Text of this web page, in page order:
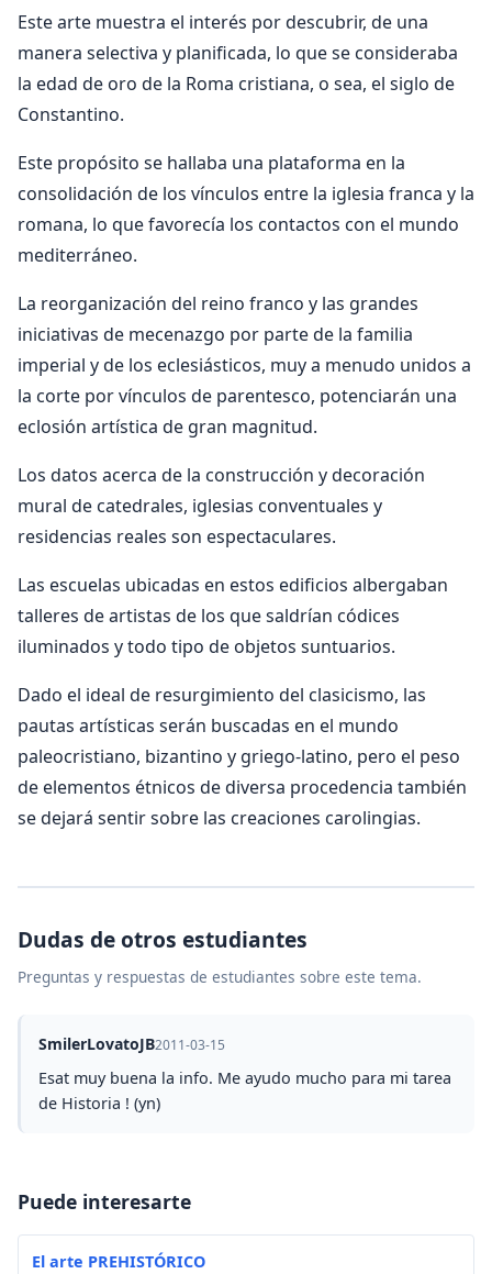
Este arte muestra el interés por descubrir, de una
manera selectiva y planificada, lo que se consideraba
la edad de oro de la Roma cristiana, o sea, el siglo de
Constantino.
Este propósito se hallaba una plataforma en la
consolidación de los vínculos entre la iglesia franca y la
romana, lo que favorecía los contactos con el mundo
mediterráneo.
La reorganización del reino franco y las grandes
iniciativas de mecenazgo por parte de la familia
imperial y de los eclesiásticos, muy a menudo unidos a
la corte por vínculos de parentesco, potenciarán una
eclosión artística de gran magnitud.
Los datos acerca de la construcción y decoración
mural de catedrales, iglesias conventuales y
residencias reales son espectaculares.
Las escuelas ubicadas en estos edificios albergaban
talleres de artistas de los que saldrían códices
iluminados y todo tipo de objetos suntuarios.
Dado el ideal de resurgimiento del clasicismo, las
pautas artísticas serán buscadas en el mundo
paleocristiano, bizantino y griego-latino, pero el peso
de elementos étnicos de diversa procedencia también
se dejará sentir sobre las creaciones carolingias.
Dudas de otros estudiantes
Preguntas y respuestas de estudiantes sobre este tema.
SmilerLovatoJB2011-03-15
Esat muy buena la info. Me ayudo mucho para mi tarea
de Historia ! (yn)
Puede interesarte
El arte PREHISTÓRICO